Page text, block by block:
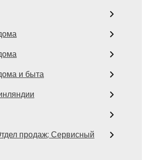
и быта
продаж; Сервисный